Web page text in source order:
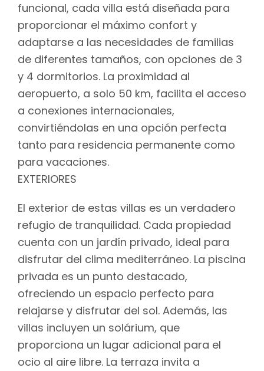
funcional, cada villa está diseñada para
proporcionar el máximo confort y
adaptarse a las necesidades de familias
de diferentes tamaños, con opciones de 3
y 4 dormitorios. La proximidad al
aeropuerto, a solo 50 km, facilita el acceso
a conexiones internacionales,
convirtiéndolas en una opción perfecta
tanto para residencia permanente como
para vacaciones.
EXTERIORES
El exterior de estas villas es un verdadero
refugio de tranquilidad. Cada propiedad
cuenta con un jardín privado, ideal para
disfrutar del clima mediterráneo. La piscina
privada es un punto destacado,
ofreciendo un espacio perfecto para
relajarse y disfrutar del sol. Además, las
villas incluyen un solárium, que
proporciona un lugar adicional para el
ocio al aire libre. La terraza invita a